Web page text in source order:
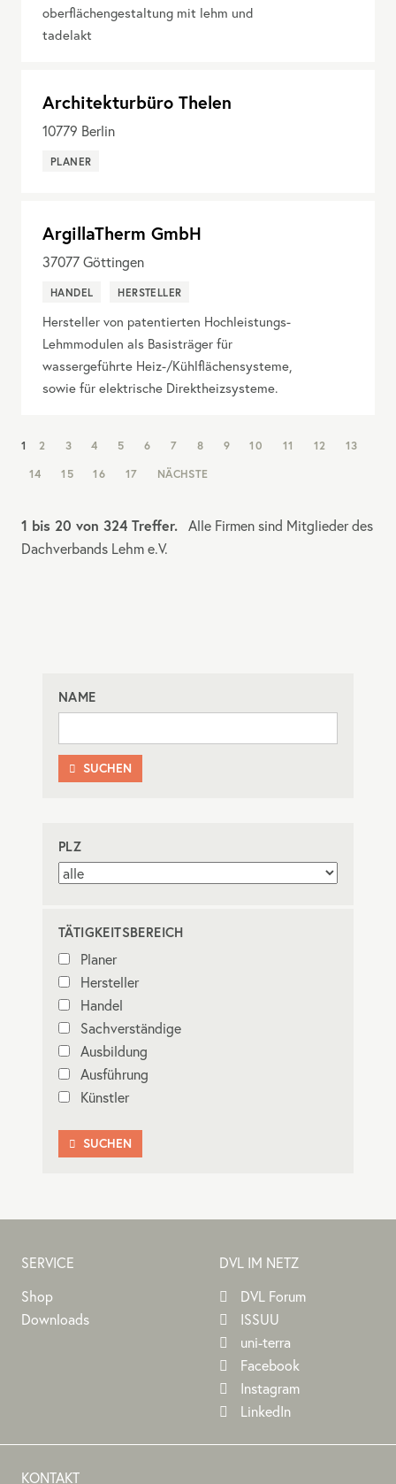
oberflächengestaltung mit lehm und
tadelakt
Architekturbüro Thelen
10779 Berlin
PLANER
ArgillaTherm GmbH
37077Göttingen
HANDEL HERSTELLER
Hersteller von patentierten Hochleistungs-
Lehmmodulen als Basisträger für
wassergeführte Heiz-/Kühlflächensysteme,
sowie für elektrische Direktheizsysteme.
NAV:
1 2 3 4 5 6 7 8 9 10 11 12
13
14
15 16 17 NÄCHSTE
1 bis 20 von 324 Treffer. Alle Firmen sind Mitglieder des
Dachverbands Lehm e.V.
NAME
 SUCHEN
PLZ
TÄTIGKEITSBEREICH
Planer
Hersteller
Handel
Sachverständige
Ausbildung
Ausführung
Künstler
 SUCHEN
SERVICE
Shop
Downloads
DVL IM NETZ
DVL Forum
ISSUU
uni-terra
Facebook
Instagram
LinkedIn
KONTAKT